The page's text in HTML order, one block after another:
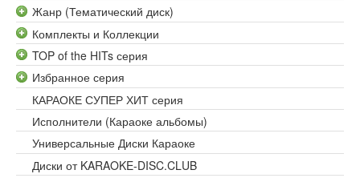
Жанр (Тематический диск)
Комплекты и Коллекции
TOP of the HITs серия
Избранное серия
КАРАОКЕ СУПЕР ХИТ серия
Исполнители (Караоке альбомы)
Универсальные Диски Караоке
Диски от KARAOKE-DISC.CLUB